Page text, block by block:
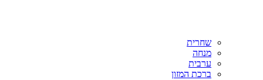
שחרית
מנחה
ערבית
ברכת המזון